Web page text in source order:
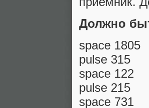
Должно
space 1805
pulse 315
space 122
pulse 215
space 731